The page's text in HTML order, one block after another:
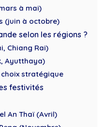
à mai)
(juin à octobre)
selon les régions ?
Chiang Rai)
Ayutthaya)
choix stratégique
festivités
An Thaï (Avril)